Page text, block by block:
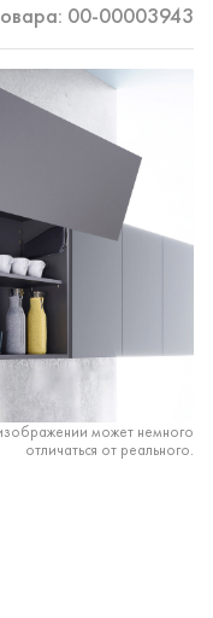
00-00003943
может немного
отличаться от реального.